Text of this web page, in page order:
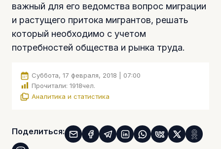
важный для его ведомства вопрос миграции
и растущего притока мигрантов, решать
который необходимо с учетом
потребностей общества и рынка труда.
Суббота, 17 февраля, 2018 | 07:00
Прочитали: 1918чел.
Аналитика и статистика
Поделиться: